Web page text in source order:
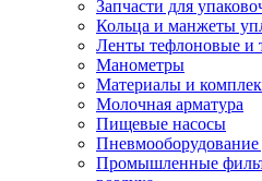
Запчасти для
Кольца и манжеты
Ленты тефлоновые и
Манометры
Материалы и
Молочная арматура
Пищевые насосы
Пневмооборудование
Промышленные